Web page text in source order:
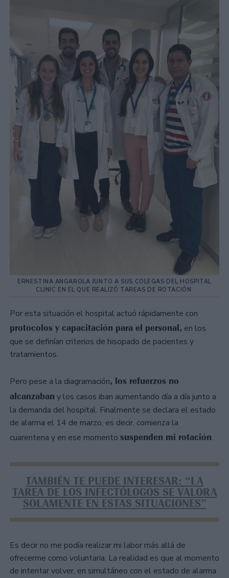
ERNESTINA ANGAROLA JUNTO A SUS COLEGAS DEL HOSPITAL
CLINIC EN EL QUE REALIZÓ TAREAS DE ROTACIÓN
Por esta situación el hospital actuó rápidamente con
protocolos y capacitación para el personal, en los
que se definían criterios de hisopado de pacientes y
tratamientos.
Pero pese a la diagramación, los refuerzos no
alcanzaban y los casos iban aumentando día a día junto a
la demanda del hospital. Finalmente se declara el estado
de alarma el 14 de marzo, es decir, comienza la
cuarentena y en ese momento suspenden mi rotación.
TAMBIÉN TE PUEDE INTERESAR: “LA
TAREA DE LOS INFECTÓLOGOS SE VALORA
SOLAMENTE EN ESTAS SITUACIONES”
Es decir no me podía realizar mi labor más allá de
ofrecerme como voluntaria. La realidad es que al momento
de intentar volver, en simultáneo con el estado de alarma